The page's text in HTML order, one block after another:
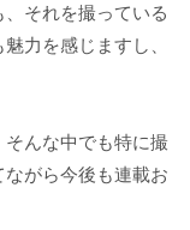
それを撮っている
力を感じますし、
んな中でも特に撮
がら今後も連載お